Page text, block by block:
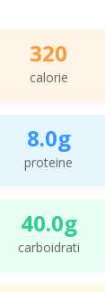
320
calorie
8.0g
proteine
40.0g
carboidrati